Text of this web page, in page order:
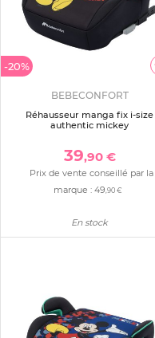
-20%
BEBECONFORT
Réhausseur manga fix i-size
authentic mickey
39,90 €
Prix de vente conseillé par la
marque :49 ,90 €
En stock